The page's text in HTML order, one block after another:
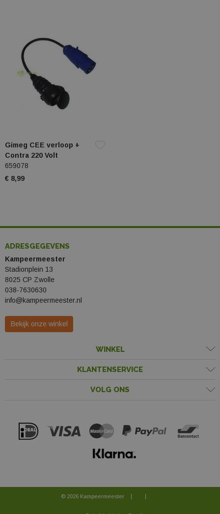
Gimeg CEE verloop +
Contra 220 Volt
659078
€ 8,99
ADRESGEGEVENS
Kampeermeester
Stadionplein 13
8025 CP Zwolle
038-7630630
info@kampeermeester.nl
Bekijk onze winkel
WINKEL
KLANTENSERVICE
VOLG ONS
© 2026 Kampeermeester